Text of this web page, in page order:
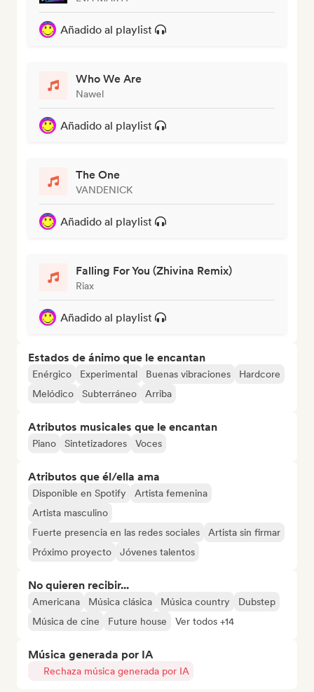
Añadido al playlist
Who We Are
Nawel
Añadido al playlist
The One
VANDENICK
Añadido al playlist
Falling For You (Zhivina Remix)
Riax
Añadido al playlist
Estados de ánimo que le encantan
Enérgico Experimental Buenas vibraciones
Hardcore
Melódico
Subterráneo Arriba
Atributos musicales que le encantan
Piano Sintetizadores Voces
Atributos que él/ella ama
Disponible en Spotify
Artista femenina
Artista masculino
Fuerte presencia en las redes sociales
Artista sin firmar
Próximo proyecto
Jóvenes talentos
No quieren recibir...
Americana Música clásica Música country
Dubstep
Música de cine
Future house Ver todos +14
Música generada por IA
Rechaza música generada por IA